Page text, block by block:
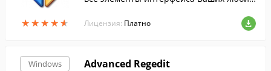
★★★★★
★★★★★
из них иконки и другую графику.
Лицензия: Платно
Windows Advanced Regedit